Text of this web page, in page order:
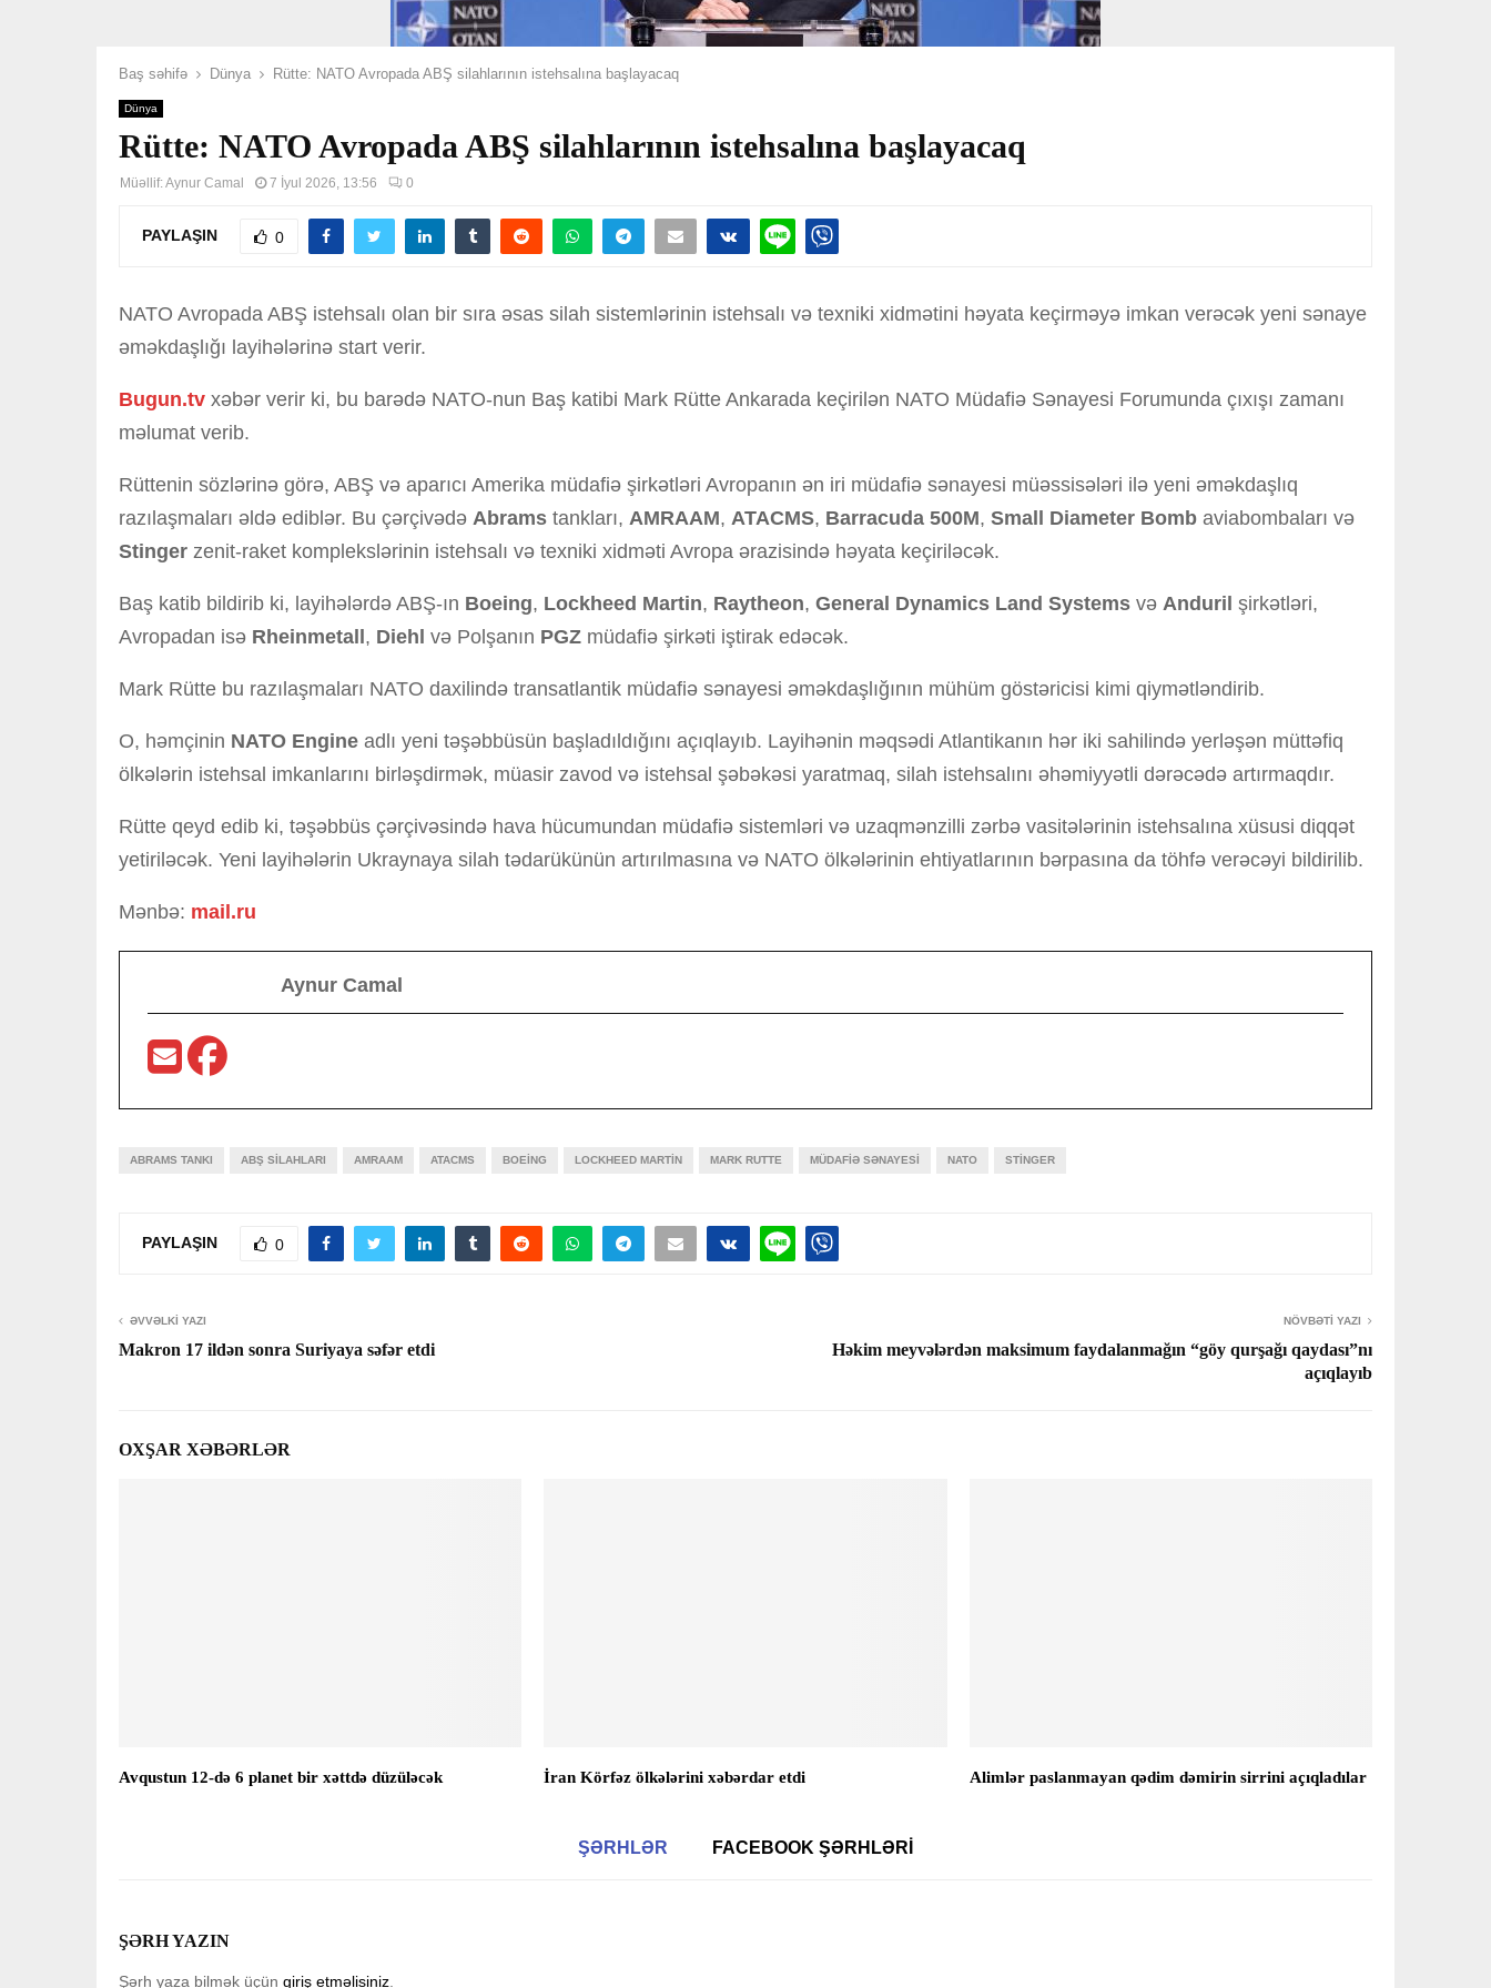
Baş səhifə Dünya Rütte: NATO Avropada ABŞ silahlarının istehsalına başlayacaq
Dünya
Rütte: NATO Avropada ABŞ silahlarının istehsalına başlayacaq
Müəllif:Aynur Camal 7 İyul 2026, 13:56 0
PAYLAŞIN 0
NATO Avropada ABŞ istehsalı olan bir sıra əsas silah sistemlərinin istehsalı və texniki xidmətini həyata keçirməyə imkan verəcək yeni sənaye
əməkdaşlığı layihələrinə start verir.
Bugun.tv xəbər verir ki, bu barədə NATO-nun Baş katibi Mark Rütte Ankarada keçirilən NATO Müdafiə Sənayesi Forumunda çıxışı zamanı
məlumat verib.
Rüttenin sözlərinə görə, ABŞ və aparıcı Amerika müdafiə şirkətləri Avropanın ən iri müdafiə sənayesi müəssisələri ilə yeni əməkdaşlıq
razılaşmaları əldə ediblər. Bu çərçivədə Abrams tankları, AMRAAM, ATACMS, Barracuda 500M, Small Diameter Bomb aviabombaları və
Stinger zenit-raket komplekslərinin istehsalı və texniki xidməti Avropa ərazisində həyata keçiriləcək.
Baş katib bildirib ki, layihələrdə ABŞ-ın Boeing, Lockheed Martin, Raytheon, General Dynamics Land Systems və Anduril şirkətləri,
Avropadan isə Rheinmetall , Diehl və Polşanın PGZ müdafiə şirkəti iştirak edəcək.
Mark Rütte bu razılaşmaları NATO daxilində transatlantik müdafiə sənayesi əməkdaşlığının mühüm göstəricisi kimi qiymətləndirib.
O, həmçinin NATO Engine adlı yeni təşəbbüsün başladıldığını açıqlayıb. Layihənin məqsədi Atlantikanın hər iki sahilində yerləşən müttəfiq
ölkələrin istehsal imkanlarını birləşdirmək, müasir zavod və istehsal şəbəkəsi yaratmaq, silah istehsalını əhəmiyyətli dərəcədə artırmaqdır.
Rütte qeyd edib ki, təşəbbüs çərçivəsində hava hücumundan müdafiə sistemləri və uzaqmənzilli zərbə vasitələrinin istehsalına xüsusi diqqət
yetiriləcək. Yeni layihələrin Ukraynaya silah tədarükünün artırılmasına və NATO ölkələrinin ehtiyatlarının bərpasına da töhfə verəcəyi bildirilib.
Mənbə: mail.ru
Aynur Camal
ABRAMS TANKI ABŞ SILAHLARI AMRAAM ATACMS BOEING LOCKHEED MARTIN MARK RUTTE MÜDAFIƏ SƏNAYESI NATO STINGER
PAYLAŞIN 0
ƏVVƏLKI YAZI
Makron 17 ildən sonra Suriyaya səfər etdi
NÖVBƏTI YAZI
Həkim meyvələrdən maksimum faydalanmağın “göy qurşağı qaydası”nı
açıqlayıb
OXŞAR XƏBƏRLƏR
Avqustun 12-də 6 planet bir xəttdə düzüləcək İran Körfəz ölkələrini xəbərdar etdi Alimlər paslanmayan qədim dəmirin sirrini açıqladılar
ŞƏRHLƏR FACEBOOK ŞƏRHLƏRI
ŞƏRH YAZIN
Şərh yaza bilmək üçün giriş etməlisiniz.